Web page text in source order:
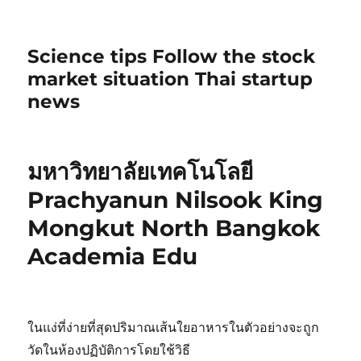
Science tips Follow the stock
market situation Thai startup
news
มหาวิทยาลัยเทคโนโลยี
Prachyanun Nilsook King
Mongkut North Bangkok
Academia Edu
ในแง่ที่ง่ายที่สุดปริมาณเส้นใยอาหารในตัวอย่างจะถูก
วัดในห้องปฏิบัติการโดยใช้วิธี